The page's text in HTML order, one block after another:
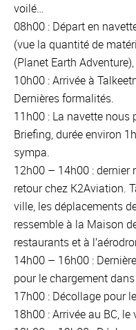
voilé…
08h00 : Départ en
(vue la quantité de
(Planet Earth
10h00 : Arrivée à
Dernières formalités.
11h00 : La navette nous
Briefing, durée environ
sympa.
12h00 – 14h00 : dernier
retour chez K2Aviation.
ville, les déplacements
ressemble à la Maison
restaurants et à
14h00 – 16h00 :
pour le chargement dans
17h00 : Décollage pour
18h00 : Arrivée au BC,